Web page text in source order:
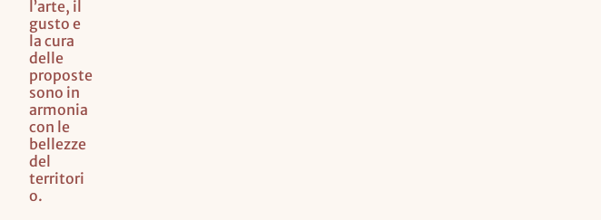
l’arte, il
gusto e
la cura
delle
proposte
sono in
armonia
con le
bellezze
del
territori
o.